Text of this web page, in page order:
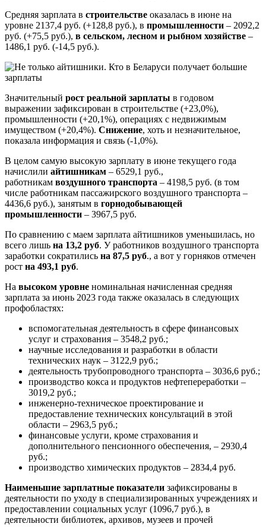
Средняя зарплата в строительстве оказалась в июне на
уровне 2137,4 руб. (+128,8 руб.), в промышленности – 2092,2
руб. (+75,5 руб.), в сельском, лесном и рыбном хозяйстве –
1486,1 руб. (-14,5 руб.).
Значительный рост реальной зарплаты в годовом
выражении зафиксирован в строительстве (+23,0%),
промышленности (+20,1%), операциях с недвижимым
имуществом (+20,4%). Снижение, хоть и незначительное,
показала информация и связь (-1,0%).
В целом самую высокую зарплату в июне текущего года
начислили айтишникам – 6529,1 руб.,
работникам воздушного транспорта – 4198,5 руб. (в том
числе работникам пассажирского воздушного транспорта –
4436,6 руб.), занятым в горнодобывающей
промышленности – 3967,5 руб.
По сравнению с маем зарплата айтишников уменьшилась, но
всего лишь на 13,2 руб. У работников воздушного транспорта
заработки сократились на 87,5 руб., а вот у горняков отмечен
рост на 493,1 руб.
На высоком уровне номинальная начисленная средняя
зарплата за июнь 2023 года также оказалась в следующих
профобластях:
вспомогательная деятельность в сфере финансовых
услуг и страхования – 3548,2 руб.;
научные исследования и разработки в области
технических наук – 3122,9 руб.;
деятельность трубопроводного транспорта – 3036,6 руб.;
производство кокса и продуктов нефтепереработки –
3019,2 руб.;
инженерно-техническое проектирование и
предоставление технических консультаций в этой
области – 2963,5 руб.;
финансовые услуги, кроме страхования и
дополнительного пенсионного обеспечения, – 2930,4
руб.;
производство химических продуктов – 2834,4 руб.
Наименьшие зарплатные показатели зафиксированы в
деятельности по уходу в специализированных учреждениях и
предоставлении социальных услуг (1096,7 руб.), в
деятельности библиотек, архивов, музеев и прочей